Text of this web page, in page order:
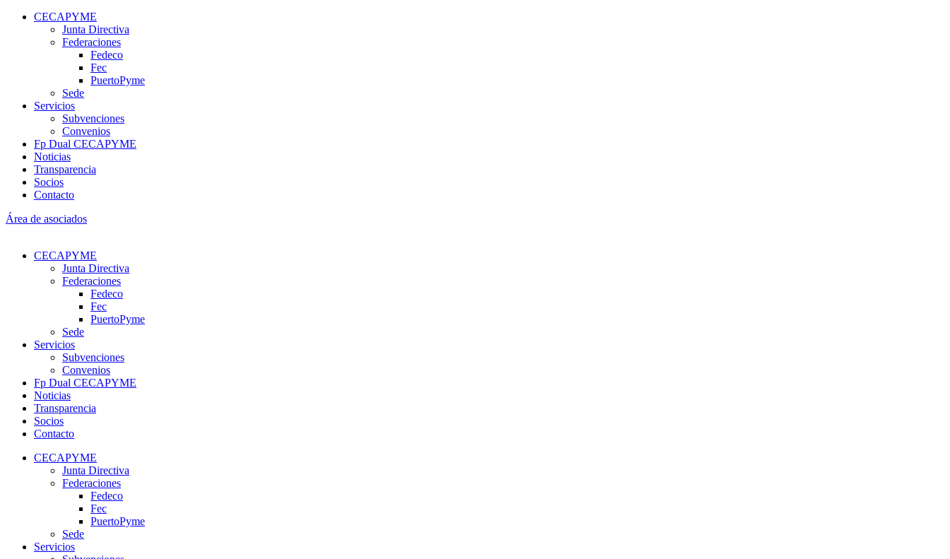
CECAPYME
Junta Directiva
Federaciones
Fedeco
Fec
PuertoPyme
Sede
Servicios
Subvenciones
Convenios
Fp Dual CECAPYME
Noticias
Transparencia
Socios
Contacto
Área de asociados
CECAPYME
Junta Directiva
Federaciones
Fedeco
Fec
PuertoPyme
Sede
Servicios
Subvenciones
Convenios
Fp Dual CECAPYME
Noticias
Transparencia
Socios
Contacto
CECAPYME
Junta Directiva
Federaciones
Fedeco
Fec
PuertoPyme
Sede
Servicios